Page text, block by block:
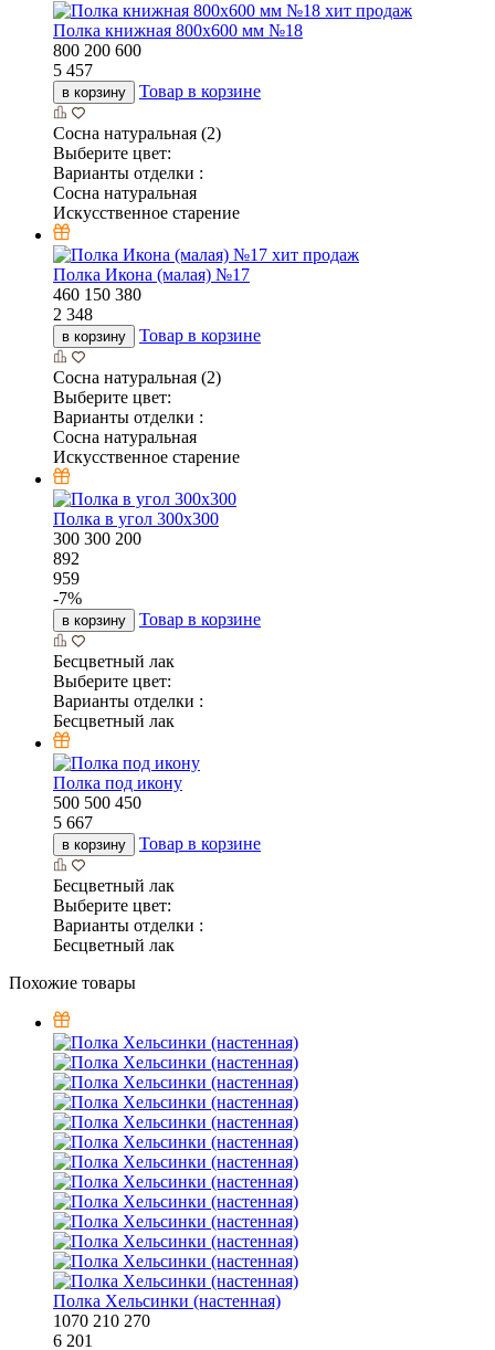
хит продаж
Полка книжная 800х600 мм №18
800 200 600
5 457
в корзину Товар в корзине
Сосна натуральная (2)
Выберите цвет:
Варианты отделки :
Сосна натуральная
Искусственное старение
хит продаж
Полка Икона (малая) №17
460 150 380
2 348
в корзину Товар в корзине
Сосна натуральная (2)
Выберите цвет:
Варианты отделки :
Сосна натуральная
Искусственное старение
Полка в угол 300х300
300 300 200
892
959
-7%
в корзину Товар в корзине
Бесцветный лак
Выберите цвет:
Варианты отделки :
Бесцветный лак
Полка под икону
500 500 450
5 667
в корзину Товар в корзине
Бесцветный лак
Выберите цвет:
Варианты отделки :
Бесцветный лак
Похожие товары
Полка Хельсинки (настенная)
1070 210 270
6 201